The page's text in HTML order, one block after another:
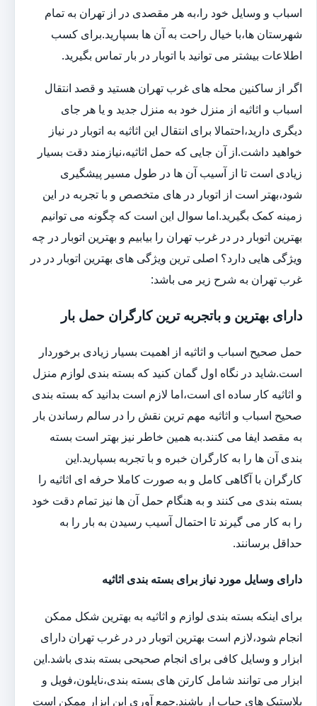
اسباب و وسایل خود را،به هر مقصدی در از تهران به تمام
شهرستان ها،با خیال راحت به آن ها بسپارید.برای کسب
اطلاعات بیشتر می توانید با اتوبار در بار تماس بگیرید.
اگر از ساکنین محله های غرب تهران هستید و قصد انتقال
اسباب و اثاثیه از منزل خود به منزل جدید و یا هر جای
دیگری دارید،احتمالا برای انتقال این اثاثیه به اتوبار در نیاز
خواهید داشت.از آن جایی که حمل اثاثیه،نیازمند دقت بسیار
زیادی است تا از آسیب آن ها در طول مسیر پیشگیری
شود،بهتر است از اتوبار در های متخصص و با تجربه در این
زمینه کمک بگیرید.اما سوال این است که چگونه می توانیم
بهترین اتوبار در در غرب تهران را بیابیم و بهترین اتوبار در چه
ویژگی هایی دارد؟ اصلی ترین ویژگی های بهترین اتوبار در در
غرب تهران به شرح زیر می باشد:
دارای بهترین و باتجربه ترین کارگران حمل بار
حمل صحیح اسباب و اثاثیه از اهمیت بسیار زیادی برخوردار
است.شاید در نگاه اول گمان کنید که بسته بندی لوازم منزل
و اثاثیه کار ساده ای است،اما لازم است بدانید که بسته بندی
صحیح اسباب و اثاثیه مهم ترین نقش را در سالم رساندن بار
به مقصد ایفا می کنند.به همین خاطر نیز بهتر است بسته
بندی آن ها را به کارگران خبره و با تجربه بسپارید.این
کارگران با آگاهی کامل و به صورت کاملا حرفه ای اثاثیه را
بسته بندی می کنند و به هنگام حمل آن ها نیز تمام دقت خود
را به کار می گیرند تا احتمال آسیب رسیدن به بار را به
حداقل برسانند.
دارای وسایل مورد نیاز برای بسته بندی اثاثیه
برای اینکه بسته بندی لوازم و اثاثیه به بهترین شکل ممکن
انجام شود،لازم است بهترین اتوبار در در غرب تهران دارای
ابزار و وسایل کافی برای انجام صحیحی بسته بندی باشد.این
ابزار می توانند شامل کارتن های بسته بندی،نایلون،فویل و
پلاستیک های حباب ار باشند.جمع آوری این ابزار ممکن است